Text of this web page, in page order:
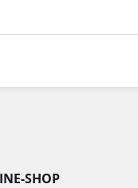
SHOP